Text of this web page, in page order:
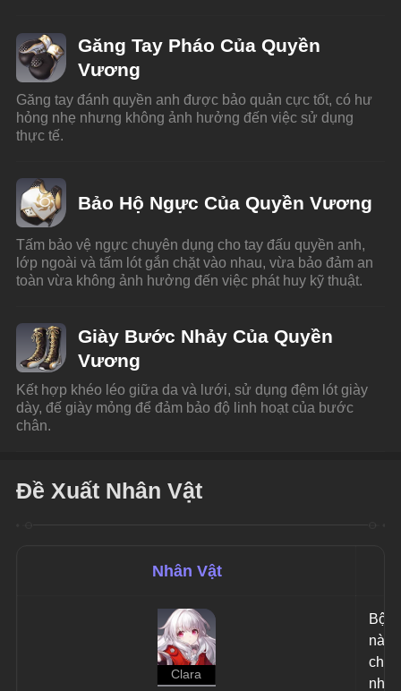
Găng Tay Pháo Của Quyền
Vương
Găng tay đánh quyền anh được bảo quản cực tốt, có hư
hỏng nhẹ nhưng không ảnh hưởng đến việc sử dụng
thực tế.
Bảo Hộ Ngực Của Quyền Vương
Tấm bảo vệ ngực chuyên dụng cho tay đấu quyền anh,
lớp ngoài và tấm lót gắn chặt vào nhau, vừa bảo đảm an
toàn vừa không ảnh hưởng đến việc phát huy kỹ thuật.
Giày Bước Nhảy Của Quyền
Vương
Kết hợp khéo léo giữa da và lưới, sử dụng đệm lót giày
dày, đế giày mỏng để đảm bảo độ linh hoạt của bước
chân.
Đề Xuất Nhân Vật
Nhân Vật
Clara
Bộ
này